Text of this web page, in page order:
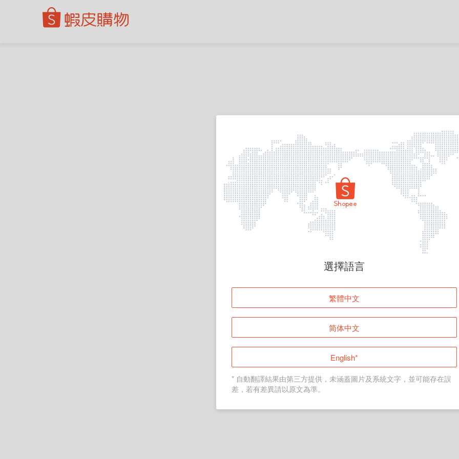
頁面無法顯示
登入
返回首頁
選擇語言
繁體中文
简体中文
English*
* 自動翻譯結果由第三方提供，未涵蓋圖片及系統文字，並可能存在誤
差，若有差異請以原文為準。